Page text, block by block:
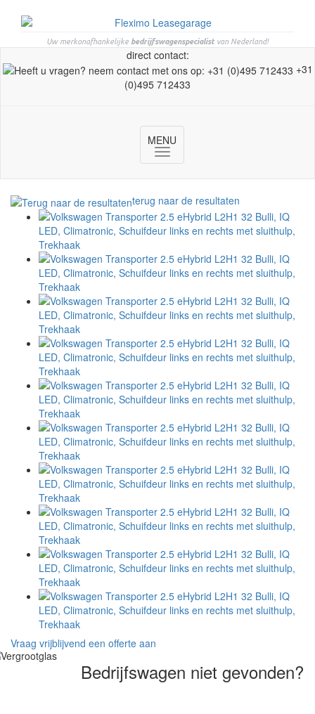
Uw merkonafhankelijke bedrijfswagenspecialistvan Nederland!
direct contact:
+31
(0)495 712433
MENU
Toggle
navigation
terug naar de resultaten
Vraag vrijblijvend een offerte aan
Bedrijfswagen niet gevonden?